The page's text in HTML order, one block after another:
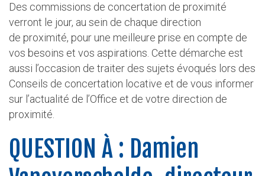
Des commissions de concertation de proximité
verront le jour, au sein de chaque direction
de proximité, pour une meilleure prise en compte de
vos besoins et vos aspirations. Cette démarche est
aussi l’occasion de traiter des sujets évoqués lors des
Conseils de concertation locative et de vous informer
sur l’actualité de l’Office et de votre direction de
proximité.
QUESTION À : Damien